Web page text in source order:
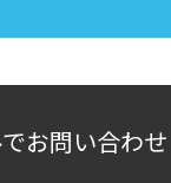
お問い合わせ